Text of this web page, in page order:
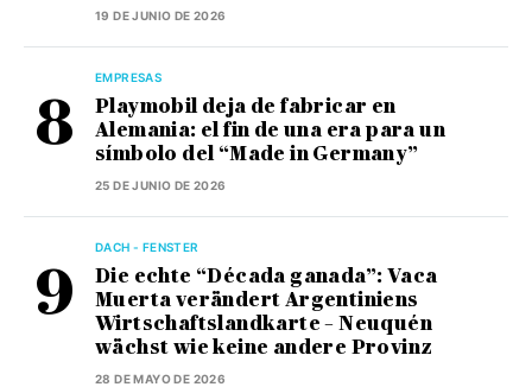
19 DE JUNIO DE 2026
EMPRESAS
Playmobil deja de fabricar en
Alemania: el fin de una era para un
símbolo del “Made in Germany”
25 DE JUNIO DE 2026
DACH - FENSTER
Die echte “Década ganada”: Vaca
Muerta verändert Argentiniens
Wirtschaftslandkarte – Neuquén
wächst wie keine andere Provinz
28 DE MAYO DE 2026